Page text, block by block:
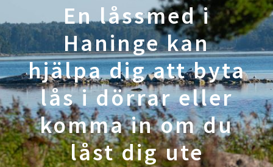
En låssmed i
Haninge kan
hjälpa dig att byta
lås i dörrar eller
komma in om du
låst dig ute